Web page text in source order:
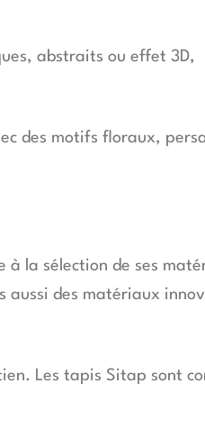
abstraits ou effet 3D,
des motifs floraux,
à la sélection de ses
aussi des matériaux
Les tapis Sitap sont